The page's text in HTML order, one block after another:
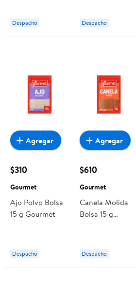
Despacho Despacho
$310
Gourmet
Ajo Polvo Bolsa
15 g Gourmet
Despacho
Agregar
$610
Gourmet
Canela Molida
Bolsa 15 g
Despacho
Agregar